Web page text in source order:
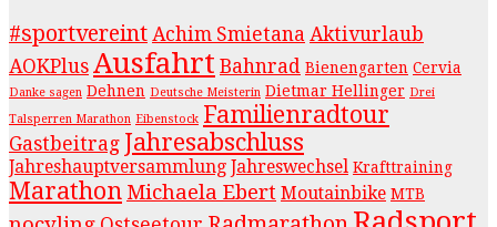
#sportvereint Achim Smietana Aktivurlaub
AOKPlus Ausfahrt Bahnrad Bienengarten Cervia
Danke sagen Dehnen Deutsche Meisterin Dietmar Hellinger Drei
Talsperren Marathon Eibenstock Familienradtour
Gastbeitrag Jahresabschluss
Jahreshauptversammlung Jahreswechsel Krafttraining
Marathon Michaela Ebert Moutainbike MTB